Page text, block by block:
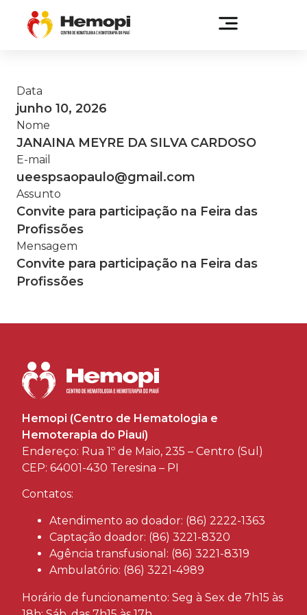
Data
junho 10, 2026
Nome
JANAINA MEYRE DA SILVA CARDOSO
E-mail
ueespsaopaulo@gmail.com
Assunto
Convite para participação na Feira das
Profissões
Mensagem
Convite para participação na Feira das
Profissões
Hemopi (Centro de Hematologia e
Hemoterapia do Piauí)
Endereço: Rua 1º de Maio, 235 – Centro (Sul)
CEP: 64001-430 Teresina – PI
Contatos:
Atendimento ao doador: (86) 2222-1363
Captação doador: (86) 3221-8320
Agência transfusional: (86) 3221-8319
Ambulatório: (86) 3221-4989
Horário de funcionamento: Seg à Sex de 7h15 às